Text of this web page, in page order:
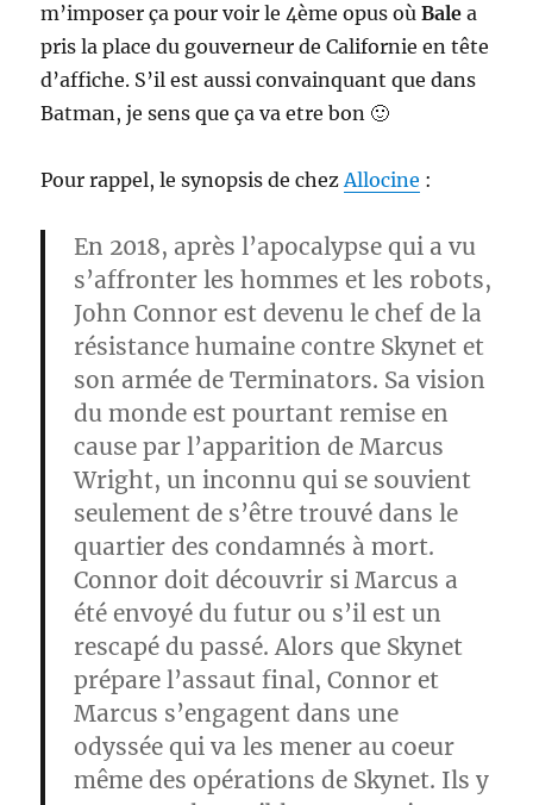
m’imposer ça pour voir le 4ème opus oùBalea
pris la place du gouverneur de Californie en tête
d’affiche. S’il est aussi convainquant que dans
Batman, je sens que ça va etre bon 🙂
Pour rappel, le synopsis de chezAllocine :
En 2018, après l’apocalypse qui a vu
s’affronter les hommes et les robots,
John Connor est devenu le chef de la
résistance humaine contre Skynetet
son armée deTerminators. Sa vision
du monde est pourtant remise en
cause par l’apparition de Marcus
Wright, un inconnu qui se souvient
seulement de s’être trouvé dans le
quartier des condamnés à mort.
Connordoit découvrir si Marcus a
été envoyé du futur ou s’il est un
rescapé du passé. Alors que Skynet
prépare l’assaut final,Connoret
Marcus s’engagent dans une
odyssée qui va les mener au coeur
même des opérations de Skynet. Ils y